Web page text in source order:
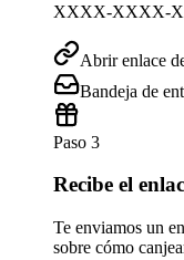
XXXX-XXXX-
Abrir enlace
Bandeja de
Paso 3
Recibe el
Te enviamos un
sobre cómo